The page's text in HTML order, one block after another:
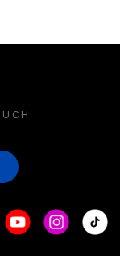
YoutubeInstagram
Tiktok